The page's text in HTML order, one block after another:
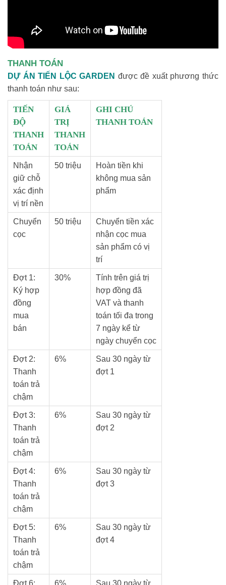
THANH TOÁN
DỰ ÁN TIẾN LỘC GARDEN được đề xuất phương thức
thanh toán như sau:
TIẾN
ĐỘ
THANH
TOÁN
GIÁ
TRỊ
THANH
TOÁN
GHI CHÚ
THANH TOÁN
Nhận
giữ chỗ
xác định
vị trí nền
50 triệu
Hoàn tiền khi
không mua sản
phẩm
Chuyển
cọc
50 triệu
Chuyển tiền xác
nhận cọc mua
sản phẩm có vị
trí
Đợt 1:
Ký hợp
đồng
mua
bán
30%
Tính trên giá trị
hợp đồng đã
VAT và thanh
toán tối đa trong
7 ngày kể từ
ngày chuyển cọc
Đợt 2:
Thanh
toán trả
chậm
6%
Sau 30 ngày từ
đợt 1
Đợt 3:
Thanh
toán trả
chậm
6%
Sau 30 ngày từ
đợt 2
Đợt 4:
Thanh
toán trả
chậm
6%
Sau 30 ngày từ
đợt 3
Đợt 5:
Thanh
toán trả
chậm
6%
Sau 30 ngày từ
đợt 4
Đợt 6: 6% Sau 30 ngày từ